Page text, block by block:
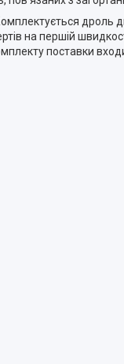
дроль
на першій
поставки